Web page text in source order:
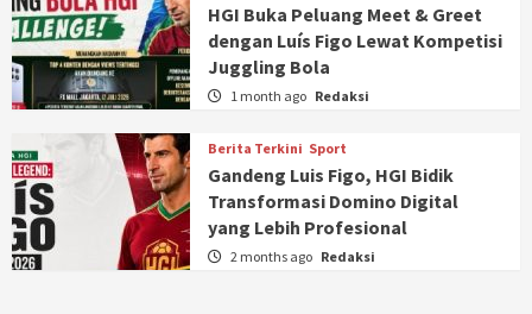
HGI Buka Peluang Meet & Greet
dengan Luís Figo Lewat Kompetisi
Juggling Bola
1 month ago Redaksi
Berita Terkini Sport
Gandeng Luis Figo, HGI Bidik
Transformasi Domino Digital
yang Lebih Profesional
2 months ago Redaksi